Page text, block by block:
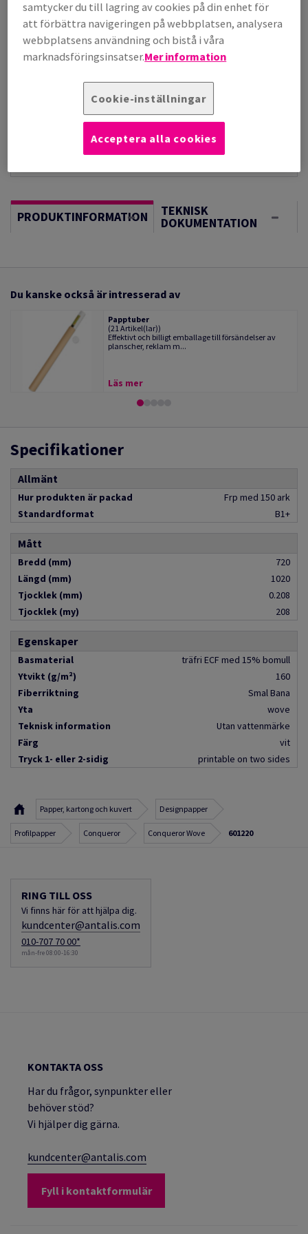
(118 kg )
I LAGER, LÄNGRE LEVERANS, FÖRVÄNTAT LEV.DATUM
17/08/2026
Vägledning om enheter
PRODUKTINFORMATION TEKNISK
DOKUMENTATION
Du kanske också är intresserad av
Papptuber
(21 Artikel(lar))
Effektivt och billigt emballage till försändelser av
planscher, reklam m...
Läs mer
Specifikationer
Allmänt
Hur produkten är packad
Frp med 150 ark
Standardformat
B1+
Mått
Bredd (mm)
720
Längd (mm)
1020
Tjocklek (mm)
0.208
Tjocklek (my)
208
Egenskaper
Basmaterial
träfri ECF med 15% bomull
Ytvikt (g/m²)
160
Fiberriktning
Smal Bana
Yta
wove
Teknisk information
Utan vattenmärke
Färg
vit
Tryck 1- eller 2-sidig
printable on two sides
Papper, kartong och kuvert Designpapper
Profilpapper Conqueror Conqueror Wove 601220
RING TILL OSS
Vi finns här för att hjälpa dig.
kundcenter@antalis.com
010-707 70 00*
mån-fre 08:00-16:30
KONTAKTA OSS
Har du frågor, synpunkter eller
behöver stöd?
Vi hjälper dig gärna.
kundcenter@antalis.com
Fyll i kontaktformulär
samtycker du till lagring av cookies på din enhet för
att förbättra navigeringen på webbplatsen, analysera
webbplatsens användning och bistå i våra
marknadsföringsinsatser.Mer information
Cookie-inställningar
Acceptera alla cookies